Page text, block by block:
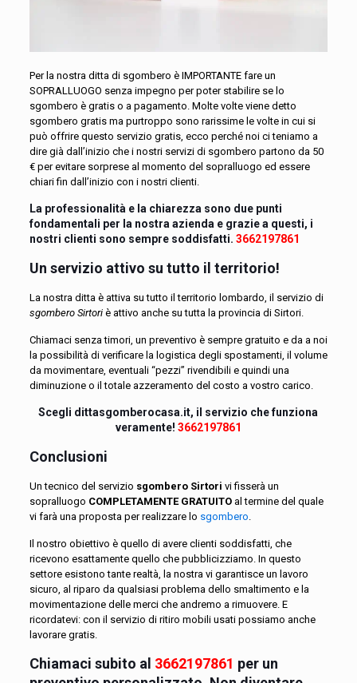
Per la nostra ditta di sgombero è IMPORTANTE fare un
SOPRALLUOGO senza impegno per poter stabilire se lo
sgombero è gratis o a pagamento. Molte volte viene detto
sgombero gratis ma purtroppo sono rarissime le volte in cui si
può offrire questo servizio gratis, ecco perché noi ci teniamo a
dire già dall’inizio che i nostri servizi di sgombero partono da 50
€ per evitare sorprese al momento del sopralluogo ed essere
chiari fin dall’inizio con i nostri clienti.
La professionalità e la chiarezza sono due punti
fondamentali per la nostra azienda e grazie a questi, i
nostri clienti sono sempre soddisfatti. 3662197861
Un servizio attivo su tutto il territorio!
La nostra ditta è attiva su tutto il territorio lombardo, il servizio di
sgombero Sirtoriè attivo anche su tutta la provincia di Sirtori.
Chiamaci senza timori, un preventivo è sempre gratuito e da a noi
la possibilità di verificare la logistica degli spostamenti, il volume
da movimentare, eventuali “pezzi” rivendibili e quindi una
diminuzione o il totale azzeramento del costo a vostro carico.
Scegli dittasgomberocasa.it, il servizio che funziona
veramente! 3662197861
Conclusioni
Un tecnico del servizio sgombero Sirtori vi fisserà un
sopralluogo COMPLETAMENTE GRATUITOal termine del quale
vi farà una proposta per realizzare lo sgombero
Il nostro obiettivo è quello di avere clienti soddisfatti, che
ricevono esattamente quello che pubblicizziamo. In questo
settore esistono tante realtà, la nostra vi garantisce un lavoro
sicuro, al riparo da qualsiasi problema dello smaltimento e la
movimentazione delle merci che andremo a rimuovere. E
ricordatevi: con il servizio di ritiro mobili usati possiamo anche
lavorare gratis.
Chiamaci subito al 3662197861 per un